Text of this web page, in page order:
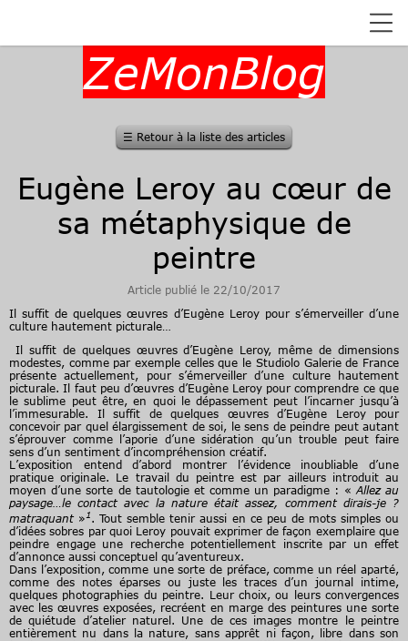
ZeMonBlog
☰ Retour à la liste des articles
Eugène Leroy au cœur de
sa métaphysique de
peintre
Article publié le 22/10/2017
Il suffit de quelques œuvres d’Eugène Leroy pour s’émerveiller d’une
culture hautement picturale…
Il suffit de quelques œuvres d’Eugène Leroy, même de dimensions
modestes, comme par exemple celles que le Studiolo Galerie de France
présente actuellement, pour s’émerveiller d’une culture hautement
picturale. Il faut peu d’œuvres d’Eugène Leroy pour comprendre ce que
le sublime peut être, en quoi le dépassement peut l’incarner jusqu’à
l’immesurable. Il suffit de quelques œuvres d’Eugène Leroy pour
concevoir par quel élargissement de soi, le sens de peindre peut autant
s’éprouver comme l’aporie d’une sidération qu’un trouble peut faire
sens d’un sentiment d’incompréhension créatif.
L’exposition entend d’abord montrer l’évidence inoubliable d’une
pratique originale. Le travail du peintre est par ailleurs introduit au
moyen d’une sorte de tautologie et comme un paradigme : « Allez au
paysage…le contact avec la nature était assez, comment dirais-je ?
matraquant »1. Tout semble tenir aussi en ce peu de mots simples ou
d’idées sobres par quoi Leroy pouvait exprimer de façon exemplaire que
peindre engage une recherche potentiellement inscrite par un effet
d’annonce aussi conceptuel qu’aventureux.
Dans l’exposition, comme une sorte de préface, comme un réel aparté,
comme des notes éparses ou juste les traces d’un journal intime,
quelques photographies du peintre. Leur choix, ou leurs convergences
avec les œuvres exposées, recréent en marge des peintures une sorte
de quiétude d’atelier naturel. Une de ces images montre le peintre
entièrement nu dans la nature, sans apprêt ni façon, libre dans son